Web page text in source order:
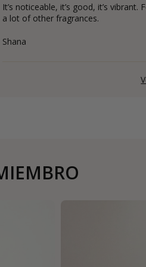
It’s noticeable, it’s good, it’s
a lot of other fragrances.
Shana